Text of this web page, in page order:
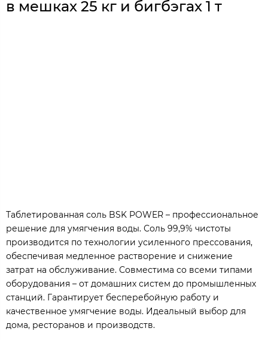
в мешках 25 кг и бигбэгах 1 т
Таблетированная соль BSK POWER – профессиональное
решение для умягчения воды. Соль 99,9% чистоты
производится по технологии усиленного прессования,
обеспечивая медленное растворение и снижение
затрат на обслуживание. Совместима со всеми типами
оборудования – от домашних систем до промышленных
станций. Гарантирует бесперебойную работу и
качественное умягчение воды. Идеальный выбор для
дома, ресторанов и производств.